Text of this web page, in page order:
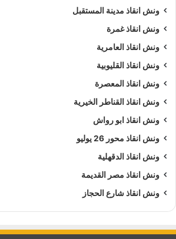
ونش انقاذ مدينة المستقبل
ونش انقاذ غمرة
ونش انقاذ العامرية
ونش انقاذ القليوبية
ونش انقاذ المعصرة
ونش انقاذ القناطر الخيرية
ونش انقاذ ابو رواش
ونش انقاذ محور 26 يوليو
ونش انقاذ الدقهلية
ونش انقاذ مصر القديمة
ونش انقاذ شارع الحجاز